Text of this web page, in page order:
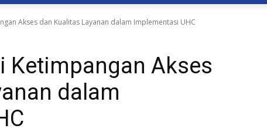
Akses dan Kualitas Layanan dalam Implementasi UHC
Ketimpangan Akses
dalam